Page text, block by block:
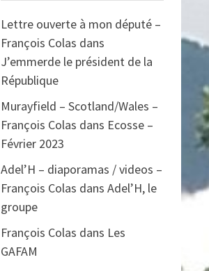
Lettre ouverte à mon député –
François Colas dans
J’emmerde le président de la
République
Murayfield – Scotland/Wales –
François Colas dans Ecosse –
Février 2023
Adel’H – diaporamas / videos –
François Colas dansAdel’H, le
groupe
François Colas dans Les
GAFAM